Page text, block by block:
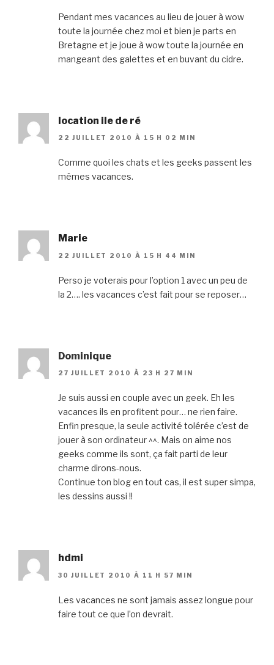
Pendant mes vacances au lieu de jouer à wow
toute la journée chez moi et bien je parts en
Bretagne et je joue à wow toute la journée en
mangeant des galettes et en buvant du cidre.
location ile de ré
22 JUILLET 2010 À 15 H 02 MIN
Comme quoi les chats et les geeks passent les
mêmes vacances.
Marie
22 JUILLET 2010 À 15 H 44 MIN
Perso je voterais pour l’option 1 avec un peu de
la 2…. les vacances c’est fait pour se reposer…
Dominique
27 JUILLET 2010 À 23 H 27 MIN
Je suis aussi en couple avec un geek. Eh les
vacances ils en profitent pour… ne rien faire.
Enfin presque, la seule activité tolérée c’est de
jouer à son ordinateur ^^. Mais on aime nos
geeks comme ils sont, ça fait parti de leur
charme dirons-nous.
Continue ton blog en tout cas, il est super simpa,
les dessins aussi !!
hdmi
30 JUILLET 2010 À 11 H 57 MIN
Les vacances ne sont jamais assez longue pour
faire tout ce que l’on devrait.